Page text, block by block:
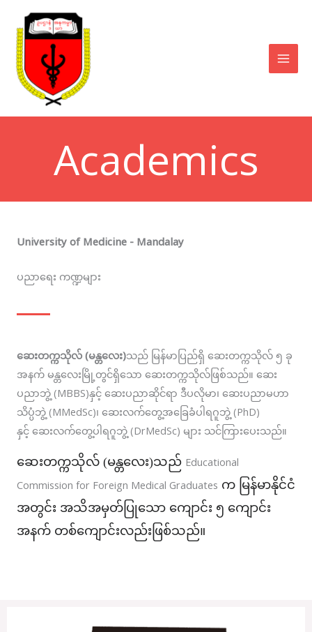
content
Academics
University of Medicine - Mandalay
ပညာရေး ကဏ္ဍများ
ဆေးတက္ကသိုလ် (မန္တလေး)သည် မြန်မာပြည်ရှိ ဆေးတက္ကသိုလ် ၅ ခု
အနက် မန္တလေးမြို့တွင်ရှိသော ဆေးတက္ကသိုလ်ဖြစ်သည်။ ဆေး
ပညာဘွဲ့ (MBBS)နှင့် ဆေးပညာဆိုင်ရာ ဒီပလိုမာ၊ ဆေးပညာမဟာ
သိပ္ပံဘွဲ့ (MMedSc)၊ ဆေးလက်တွေ့အခြေခံပါရဂူဘွဲ့ (PhD)
နှင့် ဆေးလက်တွေ့ပါရဂူဘွဲ့ (DrMedSc) များ သင်ကြားပေးသည်။
ဆေးတက္ကသိုလ် (မန္တလေး)သည် Educational
Commission for Foreign Medical Graduates က မြန်မာနိုင်ငံ
အတွင်း အသိအမှတ်ပြုသော ကျောင်း ၅ ကျောင်း
အနက် တစ်ကျောင်းလည်းဖြစ်သည်။